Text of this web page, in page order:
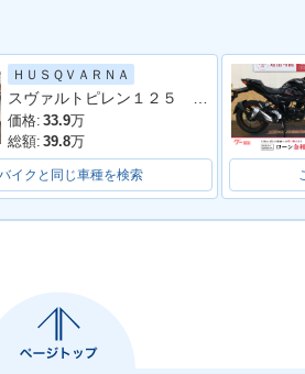
ＨＵＳＱＶＡＲＮＡ
価格: 33.9万
総額: 39.8万
イクと同じ車種を検索